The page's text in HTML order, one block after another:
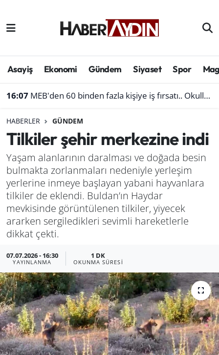
Asayiş Ekonomi Gündem Siyaset Spor
16:07 MEB'den 60 binden fazla kişiye iş fırsatı.. Okullara personel alınacak
HABERLER GÜNDEM
Tilkiler şehir merkezine indi
Yaşam alanlarının daralması ve doğada besin
bulmakta zorlanmaları nedeniyle yerleşim
yerlerine inmeye başlayan yabani hayvanlara
tilkiler de eklendi. Buldan’ın Haydar
mevkisinde görüntülenen tilkiler, yiyecek
ararken sergiledikleri sevimli hareketlerle
dikkat çekti.
07.07.2026 - 16:30
YAYINLANMA
1 DK
OKUNMA SÜRESI
Afyonkarahisar
Çevre
Genel
Haber
Izmir
Kütahya
Manisa
Muğla
Politika
Uşak
Aydın Hava Durumu
Süper Lig Puan Durumu ve Fikstür
Son Dakika Haberleri
Haber Arşivi